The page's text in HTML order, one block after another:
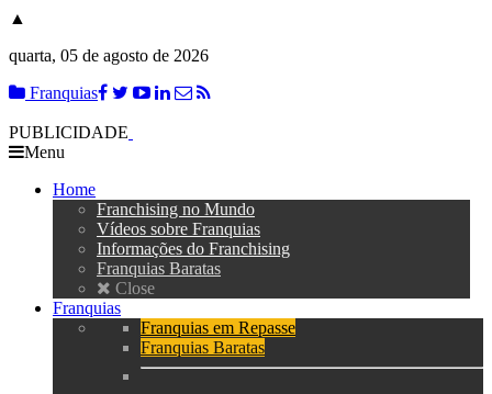
▲
quarta, 05 de agosto de 2026
Franquias
PUBLICIDADE
Menu
Home
Franchising no Mundo
Vídeos sobre Franquias
Informações do Franchising
Franquias Baratas
Close
Franquias
Franquias em Repasse
Franquias Baratas